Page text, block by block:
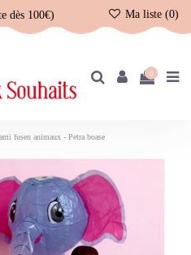
dès 100€) Ma liste (0)
0
fusen animaux - Petra boase